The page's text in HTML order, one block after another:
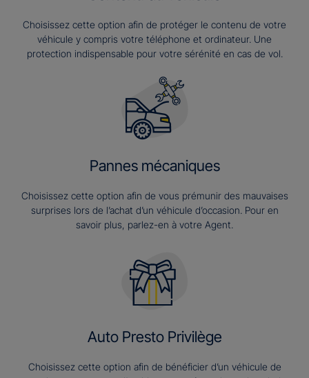
Choisissez cette option afin de protéger le contenu de votre
véhicule y compris votre téléphone et ordinateur. Une
protection indispensable pour votre sérénité en cas de vol.
Pannes mécaniques
Choisissez cette option afin de vous prémunir des mauvaises
surprises lors de l’achat d’un véhicule d’occasion. Pour en
savoir plus, parlez-en à votre Agent.
Auto Presto Privilège
Choisissez cette option afin de bénéficier d’un véhicule de